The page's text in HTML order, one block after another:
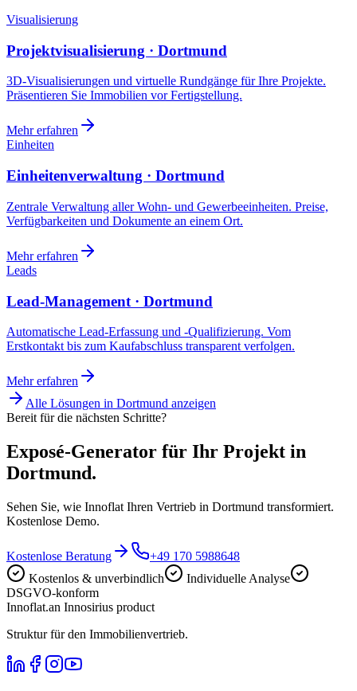
Visualisierung
Projektvisualisierung · Dortmund
3D-Visualisierungen und virtuelle Rundgänge für Ihre Projekte.
Präsentieren Sie Immobilien vor Fertigstellung.
Mehr erfahren
Einheiten
Einheitenverwaltung · Dortmund
Zentrale Verwaltung aller Wohn- und Gewerbeeinheiten. Preise,
Verfügbarkeiten und Dokumente an einem Ort.
Mehr erfahren
Leads
Lead-Management · Dortmund
Automatische Lead-Erfassung und -Qualifizierung. Vom
Erstkontakt bis zum Kaufabschluss transparent verfolgen.
Mehr erfahren
Alle Lösungen in Dortmund anzeigen
Bereit für die nächsten Schritte?
Exposé-Generator für Ihr Projekt in
Dortmund.
Sehen Sie, wie Innoflat Ihren Vertrieb in Dortmund transformiert.
Kostenlose Demo.
Kostenlose Beratung
+49 170 5988648
Kostenlos & unverbindlich
Individuelle Analyse
DSGVO-konform
Innoflat.an Innosirius product
Struktur für den Immobilienvertrieb.